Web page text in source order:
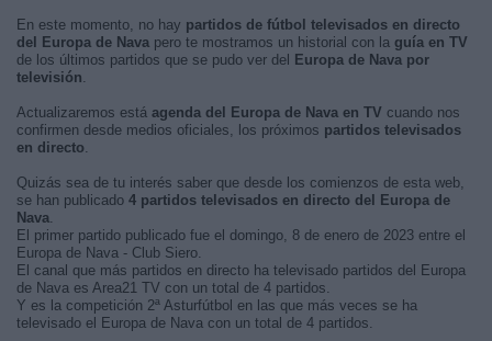
En este momento, no hay partidos de fútbol televisados en directo
del Europa de Nava pero te mostramos un historial con la guía en TV
de los últimos partidos que se pudo ver del
Europa de Nava por
televisión.
Actualizaremos está agenda del Europa de Nava en TV cuando nos
confirmen desde medios oficiales, los próximos partidos televisados
en directo.
Quizás sea de tu interés saber que desde los comienzos de esta web,
se han publicado 4 partidos televisados en directo del Europa de
Nava.
El primer partido publicado fue el domingo, 8 de enero de 2023 entre el
Europa de Nava - Club Siero.
El canal que más partidos en directo ha televisado partidos del Europa
de Nava es Area21 TV con un total de 4 partidos.
Y es la competición 2ª Asturfútbol en las que más veces se ha
televisado el Europa de Nava con un total de 4 partidos.